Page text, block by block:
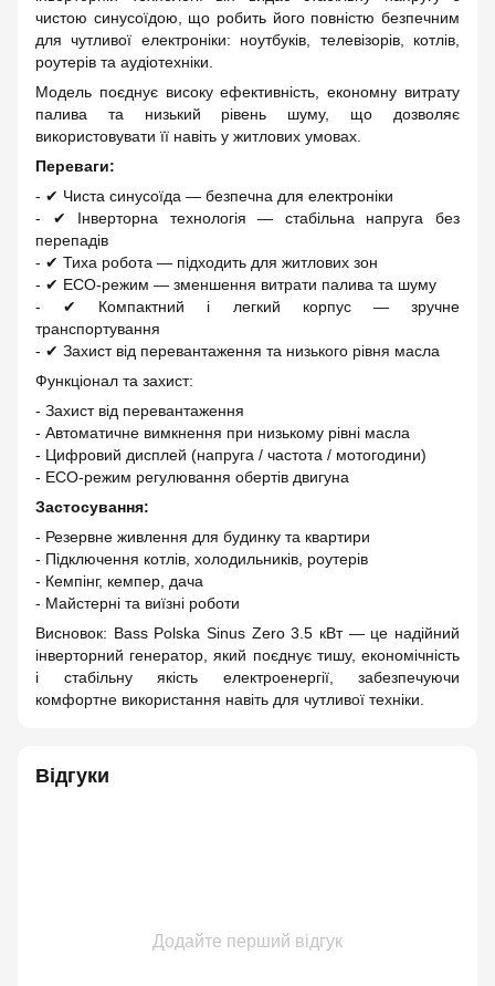
чистою синусоїдою, що робить його повністю безпечним
для чутливої електроніки: ноутбуків, телевізорів, котлів,
роутерів та аудіотехніки.
Модель поєднує високу ефективність, економну витрату
палива та низький рівень шуму, що дозволяє
використовувати її навіть у житлових умовах.
Переваги:
- ✔ Чиста синусоїда — безпечна для електроніки
- ✔ Інверторна технологія — стабільна напруга без
перепадів
- ✔ Тиха робота — підходить для житлових зон
- ✔ ECO-режим — зменшення витрати палива та шуму
- ✔ Компактний і легкий корпус — зручне
транспортування
- ✔ Захист від перевантаження та низького рівня масла
Функціонал та захист:
- Захист від перевантаження
- Автоматичне вимкнення при низькому рівні масла
- Цифровий дисплей (напруга / частота / мотогодини)
- ECO-режим регулювання обертів двигуна
Застосування:
- Резервне живлення для будинку та квартири
- Підключення котлів, холодильників, роутерів
- Кемпінг, кемпер, дача
- Майстерні та виїзні роботи
Висновок: Bass Polska Sinus Zero 3.5 кВт — це надійний
інверторний генератор, який поєднує тишу, економічність
і стабільну якість електроенергії, забезпечуючи
комфортне використання навіть для чутливої техніки.
Відгуки
Додайте перший відгук